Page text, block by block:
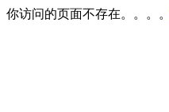
你访问的页面不存在。。。。